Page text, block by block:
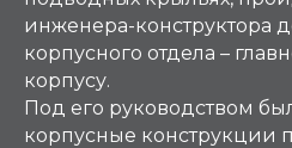
инженера-конструктора
корпусного отдела –
корпусу.
Под его руководством
корпусные конструкции